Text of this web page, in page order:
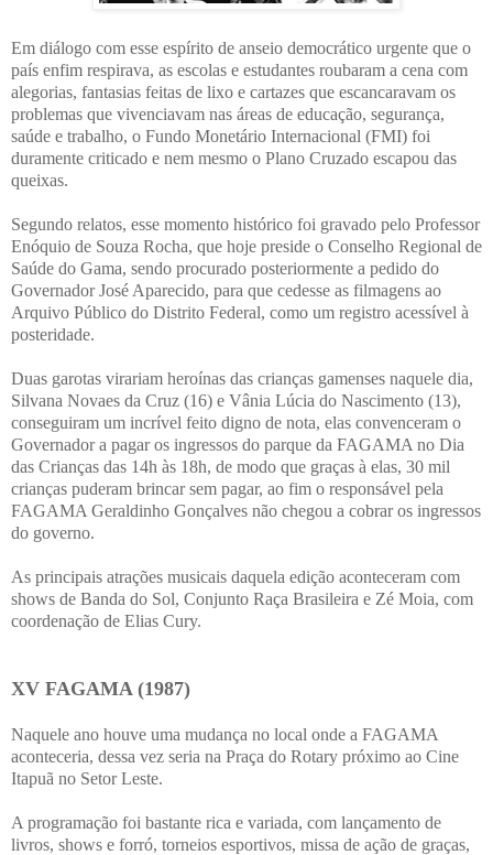
Em diálogo com esse espírito de anseio democrático urgente que o
país enfim respirava, as escolas e estudantes roubaram a cena com
alegorias, fantasias feitas de lixo e cartazes que escancaravam os
problemas que vivenciavam nas áreas de educação, segurança,
saúde e trabalho, o Fundo Monetário Internacional (FMI) foi
duramente criticado e nem mesmo o Plano Cruzado escapou das
queixas.
Segundo relatos, esse momento histórico foi gravado pelo Professor
Enóquio de Souza Rocha, que hoje preside o Conselho Regional de
Saúde do Gama, sendo procurado posteriormente a pedido do
Governador José Aparecido, para que cedesse as filmagens ao
Arquivo Público do Distrito Federal, como um registro acessível à
posteridade.
Duas garotas virariam heroínas das crianças gamenses naquele dia,
Silvana Novaes da Cruz (16) e Vânia Lúcia do Nascimento (13),
conseguiram um incrível feito digno de nota, elas convenceram o
Governador a pagar os ingressos do parque da FAGAMA no Dia
das Crianças das 14h às 18h, de modo que graças à elas, 30 mil
crianças puderam brincar sem pagar, ao fim o responsável pela
FAGAMA Geraldinho Gonçalves não chegou a cobrar os ingressos
do governo.
As principais atrações musicais daquela edição aconteceram com
shows de Banda do Sol, Conjunto Raça Brasileira e Zé Moia, com
coordenação de Elias Cury.
XV FAGAMA (1987)
Naquele ano houve uma mudança no local onde a FAGAMA
aconteceria, dessa vez seria na Praça do Rotary próximo ao Cine
Itapuã no Setor Leste.
A programação foi bastante rica e variada, com lançamento de
livros, shows e forró, torneios esportivos, missa de ação de graças,